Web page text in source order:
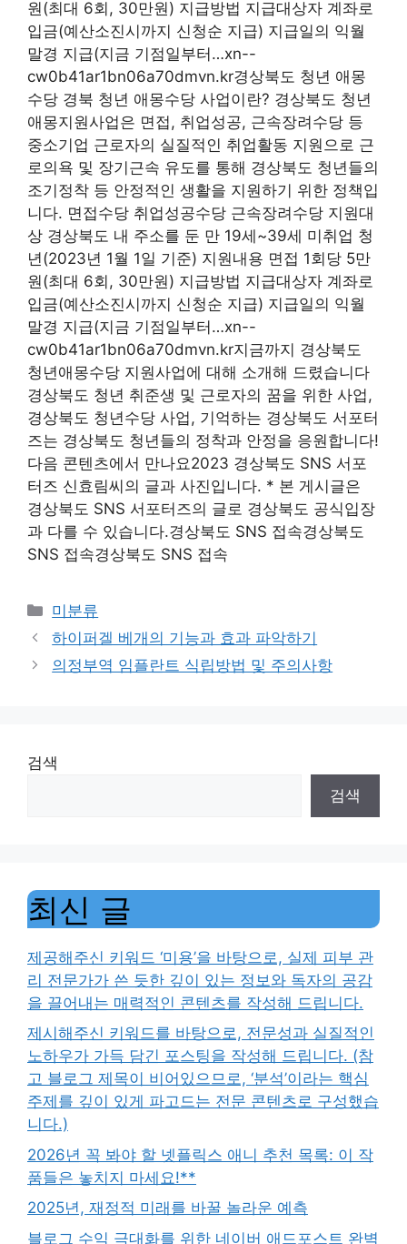
원(최대 6회, 30만원) 지급방법 지급대상자 계좌로
입금(예산소진시까지 신청순 지급) 지급일의 익월
말경 지급(지금 기점일부터…xn--
cw0b41ar1bn06a70dmvn.kr경상북도 청년 애몽
수당 경북 청년 애몽수당 사업이란? 경상북도 청년
애몽지원사업은 면접, 취업성공, 근속장려수당 등
중소기업 근로자의 실질적인 취업활동 지원으로 근
로의욕 및 장기근속 유도를 통해 경상북도 청년들의
조기정착 등 안정적인 생활을 지원하기 위한 정책입
니다. 면접수당 취업성공수당 근속장려수당 지원대
상 경상북도 내 주소를 둔 만 19세~39세 미취업 청
년(2023년 1월 1일 기준) 지원내용 면접 1회당 5만
원(최대 6회, 30만원) 지급방법 지급대상자 계좌로
입금(예산소진시까지 신청순 지급) 지급일의 익월
말경 지급(지금 기점일부터…xn--
cw0b41ar1bn06a70dmvn.kr지금까지 경상북도
청년애몽수당 지원사업에 대해 소개해 드렸습니다
경상북도 청년 취준생 및 근로자의 꿈을 위한 사업,
경상북도 청년수당 사업, 기억하는 경상북도 서포터
즈는 경상북도 청년들의 정착과 안정을 응원합니다!
다음 콘텐츠에서 만나요2023 경상북도 SNS 서포
터즈 신효림씨의 글과 사진입니다. * 본 게시글은
경상북도 SNS 서포터즈의 글로 경상북도 공식입장
과 다를 수 있습니다.경상북도 SNS 접속경상북도
SNS 접속경상북도 SNS 접속
Categories
미분류
하이퍼겔 베개의 기능과 효과 파악하기
의정부역 임플란트 식립방법 및 주의사항
검색
검색
최신 글
제공해주신 키워드 ‘미용’을 바탕으로, 실제 피부 관
리 전문가가 쓴 듯한 깊이 있는 정보와 독자의 공감
을 끌어내는 매력적인 콘텐츠를 작성해 드립니다.
제시해주신 키워드를 바탕으로, 전문성과 실질적인
노하우가 가득 담긴 포스팅을 작성해 드립니다. (참
고 블로그 제목이 비어있으므로, ‘분석’이라는 핵심
주제를 깊이 있게 파고드는 전문 콘텐츠로 구성했습
니다.)
2026년 꼭 봐야 할 넷플릭스 애니 추천 목록: 이 작
품들은 놓치지 마세요!**
2025년, 재정적 미래를 바꿀 놀라운 예측
블로그 수익 극대화를 위한 네이버 애드포스트 완벽